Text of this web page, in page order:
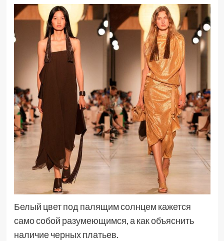
Белый цвет под палящим солнцем кажется
само собой разумеющимся, а как объяснить
наличие черных платьев.